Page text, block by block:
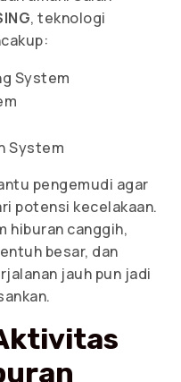
, teknologi
System
System
pengemudi agar
potensi kecelakaan.
hiburan canggih,
besar, dan
jauh pun jadi